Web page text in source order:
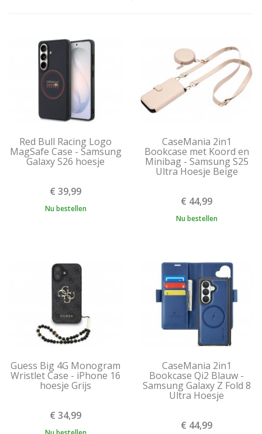
Red Bull Racing Logo
MagSafe Case - Samsung
Galaxy S26 hoesje
€ 39,99
Nu bestellen
CaseMania 2in1
Bookcase met Koord en
Minibag - Samsung S25
Ultra Hoesje Beige
€ 44,99
Nu bestellen
Guess Big 4G Monogram
Wristlet Case - iPhone 16
hoesje Grijs
€ 34,99
CaseMania 2in1
Bookcase Qi2 Blauw -
Samsung Galaxy Z Fold 8
Ultra Hoesje
€ 44,99